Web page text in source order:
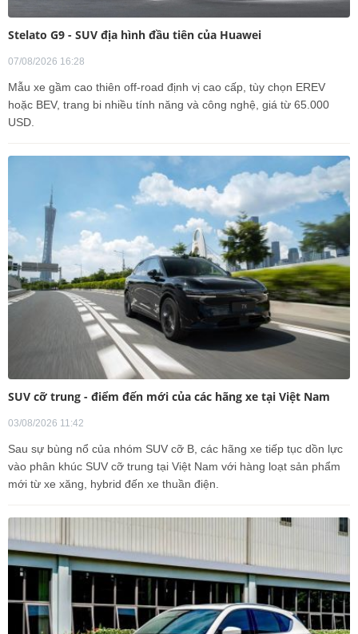
Stelato G9 - SUV địa hình đầu tiên của Huawei
07/08/2026 16:28
Mẫu xe gầm cao thiên off-road định vị cao cấp, tùy chọn EREV
hoặc BEV, trang bi nhiều tính năng và công nghệ, giá từ 65.000
USD.
SUV cỡ trung - điểm đến mới của các hãng xe tại Việt Nam
03/08/2026 11:42
Sau sự bùng nổ của nhóm SUV cỡ B, các hãng xe tiếp tục dồn lực
vào phân khúc SUV cỡ trung tại Việt Nam với hàng loạt sản phẩm
mới từ xe xăng, hybrid đến xe thuần điện.